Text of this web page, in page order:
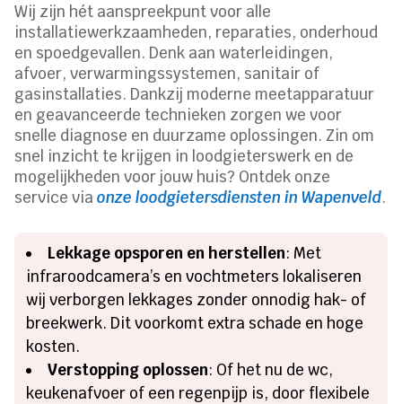
Wij zijn hét aanspreekpunt voor alle
installatiewerkzaamheden, reparaties, onderhoud
en spoedgevallen. Denk aan waterleidingen,
afvoer, verwarmingssystemen, sanitair of
gasinstallaties. Dankzij moderne meetapparatuur
en geavanceerde technieken zorgen we voor
snelle diagnose en duurzame oplossingen. Zin om
snel inzicht te krijgen in loodgieterswerk en de
mogelijkheden voor jouw huis? Ontdek onze
service viaonze loodgietersdiensten in Wapenveld.
Lekkage opsporen en herstellen: Met
infraroodcamera’s en vochtmeters lokaliseren
wij verborgen lekkages zonder onnodig hak- of
breekwerk. Dit voorkomt extra schade en hoge
kosten.
Verstopping oplossen: Of het nu de wc,
keukenafvoer of een regenpijp is, door flexibele